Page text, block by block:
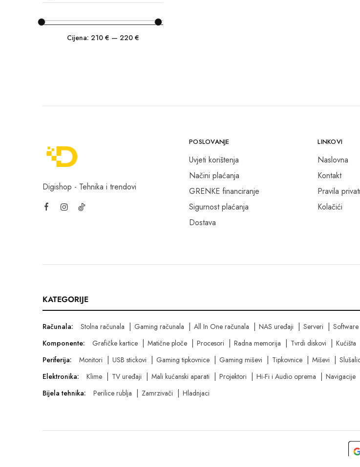
Cijena: 210 € — 220 €
Digishop - Tehnika i trendovi
POSLOVANJE
Uvjeti korištenja
Načini plaćanja
GRENKE financiranje
Sigurnost plaćanja
Dostava
LINKOVI
Naslovna
Kontakt
Pravila
Kolačići
KATEGORIJE
Računala: Stolna računala Gaming računala All In One računala NAS uređaji Serveri
Software
Komponente:
Grafičke kartice Matične ploče Procesori Radna memorija Tvrdi diskovi Kućišta
Periferija:
Monitori USB stickovi Gaming tipkovnice Gaming miševi Tipkovnice Miševi
Elektronika:
Klime TV uređaji Mali kućanski aparati Projektori Hi-Fi i Audio oprema Navigacije
Bijela tehnika:
Perilice rublja Zamrzivači Hladnjaci